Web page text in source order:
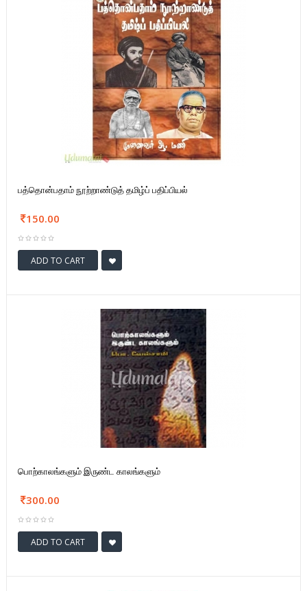
பத்தொன்பதாம் நூற்றாண்டுத் தமிழ்ப் பதிப்பியல்
150.00
ADD TO CART
பொற்காலங்களும் இருண்ட காலங்களும்
300.00
ADD TO CART